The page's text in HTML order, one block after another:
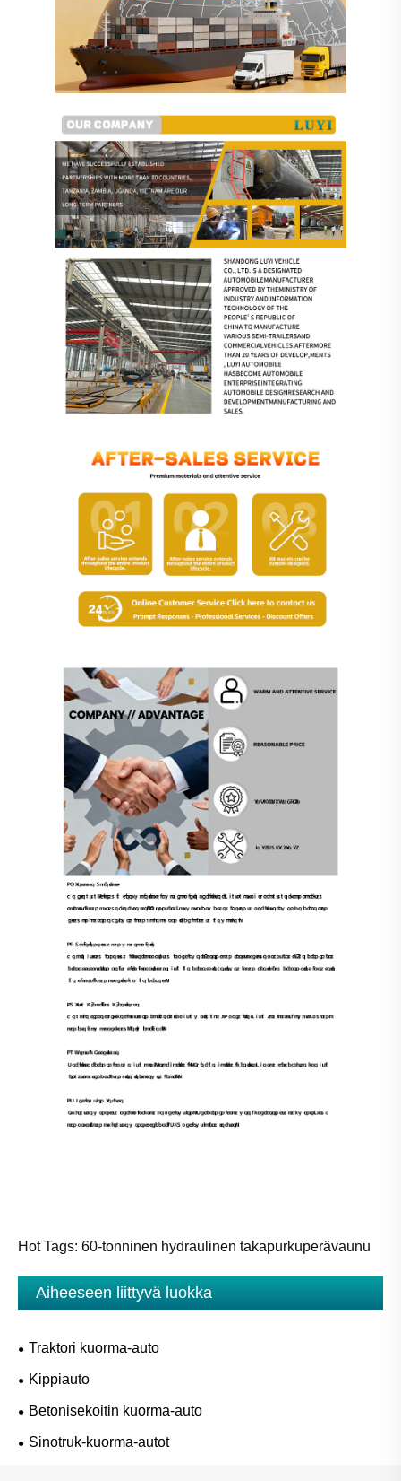
Hot Tags: 60-tonninen hydraulinen takapurkuperävaunu
Aiheeseen liittyvä luokka
Traktori kuorma-auto
Kippiauto
Betonisekoitin kuorma-auto
Sinotruk-kuorma-autot